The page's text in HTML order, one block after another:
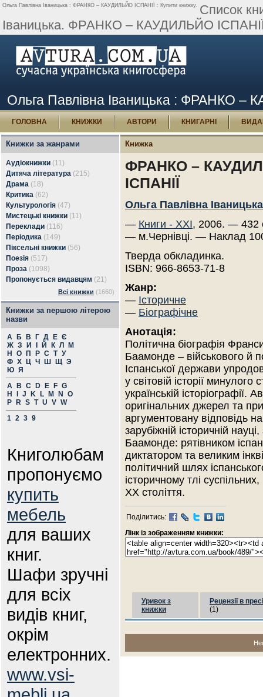
Ольга Павлівна Іваницька : ФРАНКО – КАУДИЛЬЙО ІСПАНІЇ : Купити книжку. Список
Іваницька. ФРАНКО – КАУДИЛЬЙО
Ольга Павлівна Іваницька : ФРАНКО –
ГОЛОВНА КНИЖКИ АВТОРИ КНИГАРНІ
Книжки за жанрами
Аудіокнижки (11)
Дитяча література (215)
Драма (18)
Критика (62)
Культурологія (47)
Мистецькі книжки (11)
Переклади (116)
Періодика (149)
Піксельні книжки (56)
Поезія (517)
Проза (1098)
Пропонується видавцям (21)
Всі книжки (1660)
Книжки за першою літерою
назви
А Б В Г Д Е Є
Ж З И Й К Л
М
Н
О П Р С Т У
Ф Х Ц Ч Ш Щ Э
Ю Я
A
B C D E F G
H
J K L M N
O
P
R S T U V W
1 2 3 9
Книголюбам
пропонуємо
купить
мебель
для ваших
книг.
Шафи зручні
для всіх
видів книг,
окрім
електронних.
www.vsi-
Книжка
ФРАНКО –
ІСПАНІЇ
Ольга Павлівна Іваницька
— Книги - ХХІ, 2006. — 432
— м.Чернівці. — Наклад
Тверда обкладинка.
ISBN: 966-8653-71-8
Жанр:
— Історичне
— Біографічне
Анотація:
Політична біографія
Баамонде – військового й
Іспанської держави
у світовій історії
українській
оригінальних джерел та
аргументовану відповідь
зарубіжній історичній
Баамонде: рятівником
диктатором та великим
політичний шлях
історичному тлі
ХХ століття.
Поділитись:
Лінк із зображенням книжки:
Уривок з
книжки
Рецензії в пресі
(1)